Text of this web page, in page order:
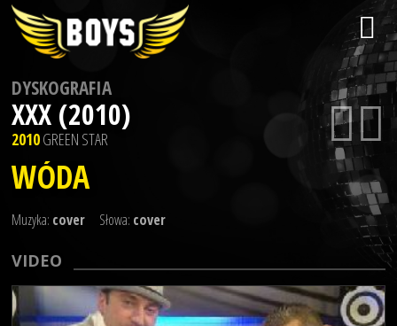
DYSKOGRAFIA
XXX (2010)
2010GREEN STAR
WÓDA
Muzyka: cover Słowa: cover
VIDEO